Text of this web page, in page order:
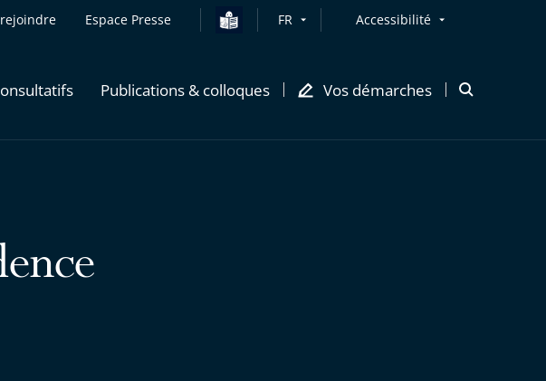
Espace Presse FR Accessibilité
Publications & colloques Vos démarches
Ouvrir